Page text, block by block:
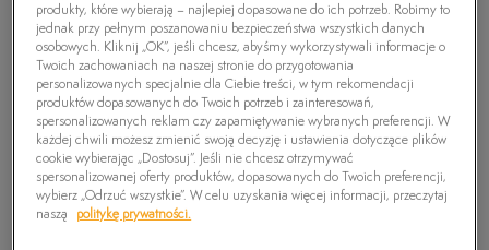
produkty, które wybierają – najlepiej dopasowane do ich potrzeb. Robimy to
jednak przy pełnym poszanowaniu bezpieczeństwa wszystkich danych
osobowych. Kliknij „OK”, jeśli chcesz, abyśmy wykorzystywali informacje o
Twoich zachowaniach na naszej stronie do przygotowania
personalizowanych specjalnie dla Ciebie treści, w tym rekomendacji
produktów dopasowanych do Twoich potrzeb i zainteresowań,
spersonalizowanych reklam czy zapamiętywanie wybranych preferencji. W
każdej chwili możesz zmienić swoją decyzję i ustawienia dotyczące plików
cookie wybierając „Dostosuj”. Jeśli nie chcesz otrzymywać
spersonalizowanej oferty produktów, dopasowanych do Twoich preferencji,
wybierz „Odrzuć wszystkie”. W celu uzyskania więcej informacji, przeczytaj
naszą
politykę prywatności.